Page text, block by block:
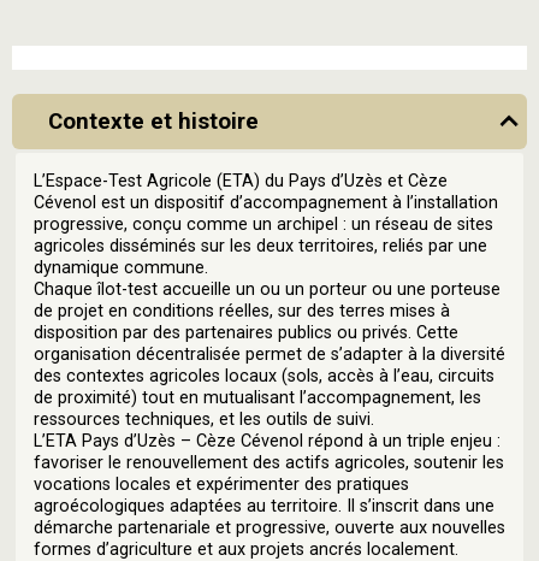
Contexte et histoire
L’Espace-Test Agricole (ETA) du Pays d’Uzès et Cèze
Cévenol est un dispositif d’accompagnement à l’installation
progressive, conçu comme un archipel : un réseau de sites
agricoles disséminés sur les deux territoires, reliés par une
dynamique commune.
Chaque îlot-test accueille un ou un porteur ou une porteuse
de projet en conditions réelles, sur des terres mises à
disposition par des partenaires publics ou privés. Cette
organisation décentralisée permet de s’adapter à la diversité
des contextes agricoles locaux (sols, accès à l’eau, circuits
de proximité) tout en mutualisant l’accompagnement, les
ressources techniques, et les outils de suivi.
L’ETA Pays d’Uzès – Cèze Cévenol répond à un triple enjeu :
favoriser le renouvellement des actifs agricoles, soutenir les
vocations locales et expérimenter des pratiques
agroécologiques adaptées au territoire. Il s’inscrit dans une
démarche partenariale et progressive, ouverte aux nouvelles
formes d’agriculture et aux projets ancrés localement.